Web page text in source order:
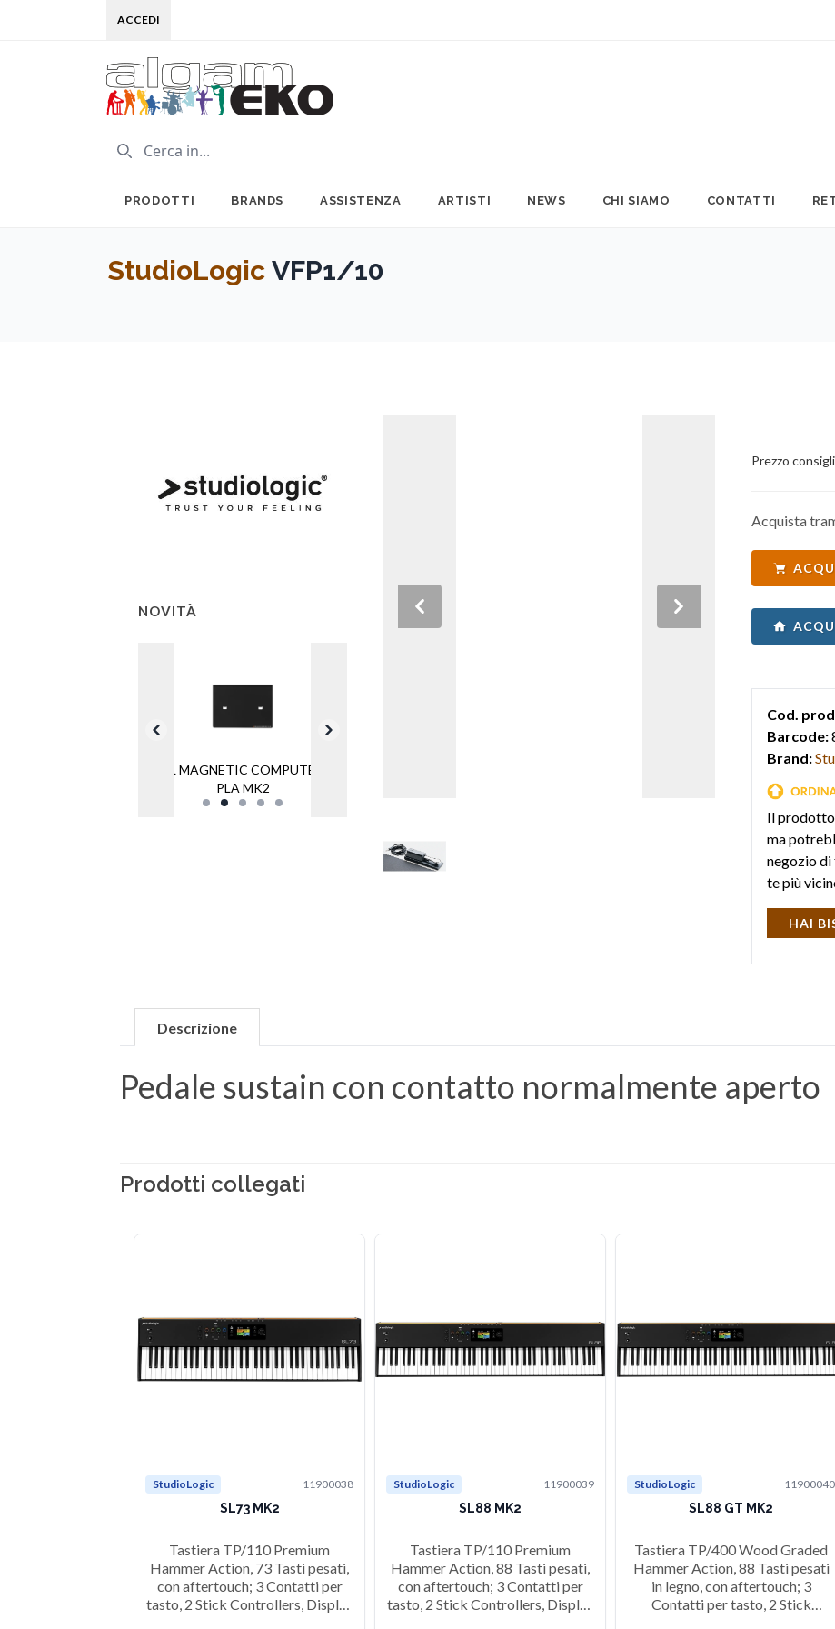
ACCEDI
PRODOTTI BRANDS ASSISTENZA ARTISTI NEWS CHI SIAMO CONTATTI
StudioLogic VFP1/10
NOVITÀ
SL MAGNETIC COMPUTER
PLA MK2
Previous Next
Prezzo
Acquista
Cod.
Barcode:
Brand:
Il prodotto
ma
negozio di
te più
HAI
Descrizione
Pedale sustain con contatto normalmente aperto
Prodotti collegati
StudioLogic 11900038
SL73 MK2
Tastiera TP/110 Premium
Hammer Action, 73 Tasti pesati,
con aftertouch; 3 Contatti per
tasto, 2 Stick Controllers, Display
StudioLogic 11900039
SL88 MK2
Tastiera TP/110 Premium
Hammer Action, 88 Tasti pesati,
con aftertouch; 3 Contatti per
tasto, 2 Stick Controllers, Display
StudioLogic 11900040
SL88 GT MK2
Tastiera TP/400 Wood Graded
Hammer Action, 88 Tasti pesati
in legno, con aftertouch; 3
Contatti per tasto, 2 Stick